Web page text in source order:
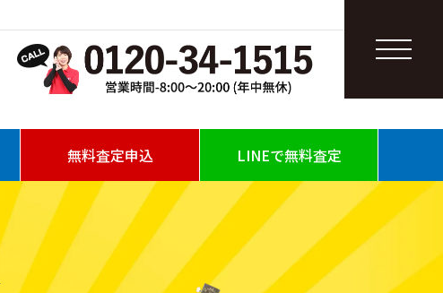
無料査定申込 LINEで無料査定